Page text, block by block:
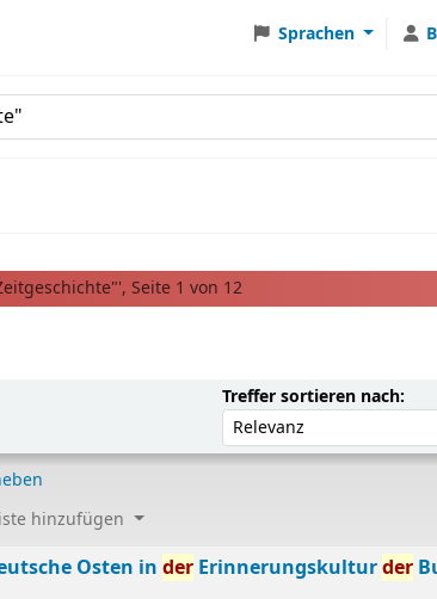
Sprachen
Seite 1 von 12
Treffer sortieren nach:
hinzufügen
Osten inder Erinnerungskulturder